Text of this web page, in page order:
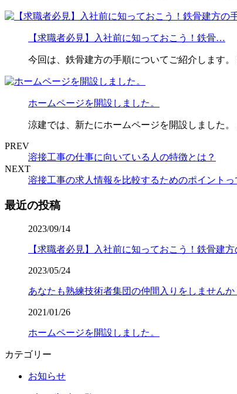
【求職者必見】入社前に知っておこう！鉄骨…
今回は、鉄骨建方の手順についてご紹介します
ホームページを開設しました。
涼建では、新たにホームページを開設しました
PREV
溶接工事の仕事に向いている人の特徴とは？
NEXT
溶接工事の求人情報を比較するためのポイントっ
最近の投稿
2023/09/14
【求職者必見】入社前に知っておこう！鉄骨建
2023/05/24
あなたも熟練技術者集団の仲間入りをしませんか
2021/01/26
ホームページを開設しました。
カテゴリー
お知らせ